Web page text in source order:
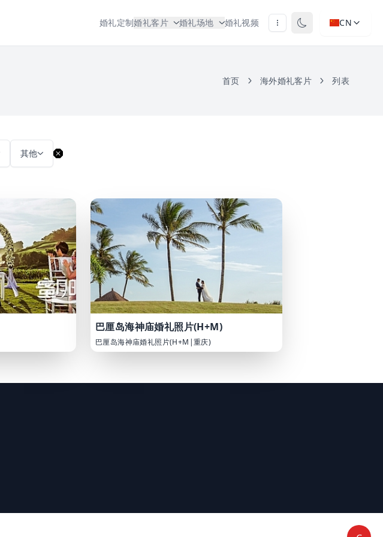
CN
婚礼定制婚礼客片 婚礼场地 婚礼视频
首页 海外婚礼客片 列表
其他
巴厘岛海神庙婚礼照片(H+M)
巴厘岛海神庙婚礼照片(H+M|重庆)